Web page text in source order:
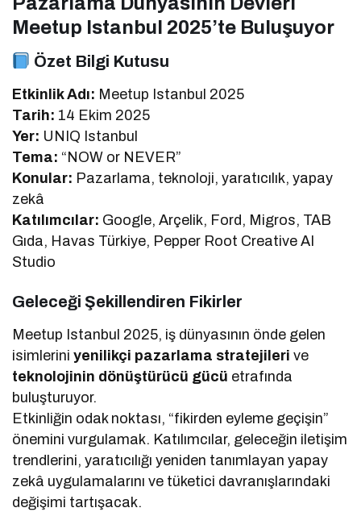
Meetup Istanbul 2025’te Buluşuyor
Özet Bilgi Kutusu
Etkinlik Adı: Meetup Istanbul 2025
Tarih: 14 Ekim 2025
Yer: UNIQ Istanbul
Tema: “NOW or NEVER”
Konular: Pazarlama, teknoloji, yaratıcılık, yapay
zekâ
Katılımcılar: Google, Arçelik, Ford, Migros, TAB
Gıda, Havas Türkiye, Pepper Root Creative AI
Studio
Geleceği Şekillendiren Fikirler
Meetup Istanbul 2025, iş dünyasının önde gelen
isimleriniyenilikçi pazarlama stratejileri ve
teknolojinin dönüştürücü gücü etrafında
buluşturuyor.
Etkinliğin odak noktası, “fikirden eyleme geçişin”
önemini vurgulamak. Katılımcılar, geleceğin iletişim
trendlerini, yaratıcılığı yeniden tanımlayan yapay
zekâ uygulamalarını ve tüketici davranışlarındaki
değişimi tartışacak.